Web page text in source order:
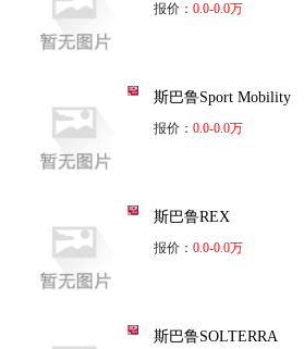
报价： 0.0-0.0万
斯巴鲁Sport Mobility
报价： 0.0-0.0万
斯巴鲁REX
报价： 0.0-0.0万
斯巴鲁SOLTERRA